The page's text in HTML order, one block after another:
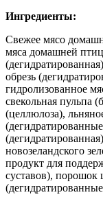
Ингредиенты:
Свежее мясо
мяса домашней
обрезь
гидролизованное
свекольная пульпа
(целлюлоза),
новозеландского
продукт для
суставов), порошок